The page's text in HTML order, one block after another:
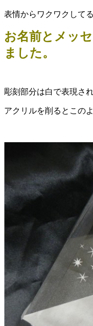
表情からワクワクして
お名前とメッ
ました。
彫刻部分は白で表現され
アクリルを削るとこの